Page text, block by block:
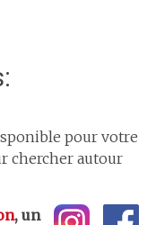
pour votre
chercher autour
, un